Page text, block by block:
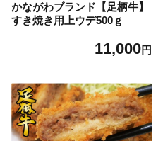
かながわブランド【足柄牛】
すき焼き用上ウデ500ｇ
11,000円